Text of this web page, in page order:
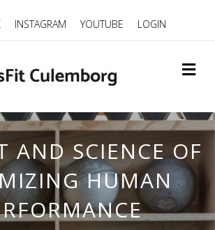
INSTAGRAM YOUTUBE LOGIN
AND SCIENCE OF
HUMAN